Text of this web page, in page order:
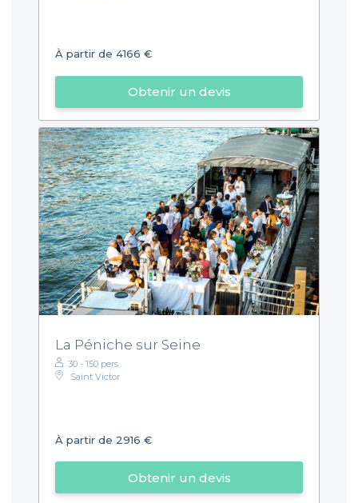
À partir de 4166 €
Obtenir un devis
La Péniche sur Seine
30 - 150 pers.
Saint Victor
À partir de 2916 €
Obtenir un devis